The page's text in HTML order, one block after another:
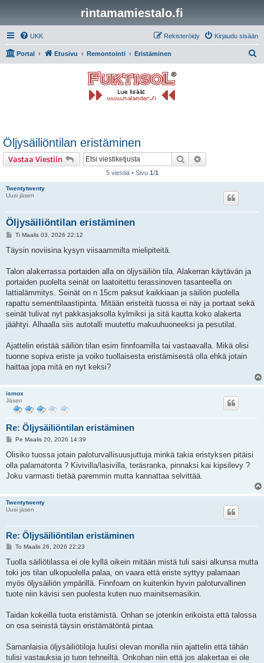
rintamamiestalo.fi
UKK Kirjaudu sisään
Rekisteröidy
Portal Etusivu Remontointi Eristäminen
Öljysäiliöntilan eristäminen
Vastaa Viestiin Etsi
5 viestiä • Sivu 1/1
Twentytwenty
Uusi jäsen
Öljysäiliöntilan eristäminen
V
e
s
i
Ti Maalis 03, 2026 22:12
Täysin noviisina kysyn viisaammilta mielipiteitä.
Talon alakerrassa portaiden alla on öljysäiliön tila. Alakerran käytävän ja
portaiden puolelta seinät on laatoitettu terassinoven tasanteella on
lattialämmitys. Seinät on n 15cm paksut kaikkiaan ja säiliön puolella
rapattu sementtilaastipinta. Mitään eristeitä tuossa ei näy ja portaat sekä
seinät tulivat nyt pakkasjaksolla kylmiksi ja sitä kautta koko alakerta
jäähtyi. Alhaalla siis autotalli muutettu makuuhuoneeksi ja pesutilat.
Ajattelin eristää säiliön tilan esim finnfoamilla tai vastaavalla. Mikä olisi
tuonne sopiva eriste ja voiko tuollaisesta eristämisestä olla ehkä jotain
haittaa jopa mitä en nyt keksi?
ismox
Jäsen
Re: Öljysäiliöntilan eristäminen
V
e
t
i
Pe Maalis 20, 2026 14:39
Olisiko tuossa jotain paloturvallisuusjuttuja minkä takia eristyksen pitäisi
olla palamatonta ? Kivivilla/lasivilla, teräsranka, pinnaksi kai kipsilevy ?
Joku varmasti tietää paremmin mutta kannattaa selvittää.
Twentytwenty
Uusi jäsen
Re: Öljysäiliöntilan eristäminen
V
e
t
i
To Maalis 26, 2026 22:23
Tuolla säiliötilassa ei ole kyllä oikein mitään mistä tuli saisi alkunsa mutta
toki jos tilan ulkopuolella palaa, on vaara että eriste syttyy palamaan
myös öljysäiliön ympärillä. Finnfoam on kuitenkin hyvin paloturvallinen
tuote niin kävisi sen puolesta kuten nuo mainitsemasikin.
Taidan kokeilla tuota eristämistä. Onhan se jotenkin erikoista että talossa
on osa seinistä täysin eristämätöntä pintaa.
Samanlaisia öljysäiliötiloja luulisi olevan monilla niin ajattelin että tähän
tulisi vastauksia jo tuon tehneiltä. Onkohan niin että jos alakertaa ei ole